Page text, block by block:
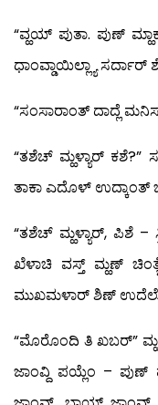
“ವ್ಹಯ್ ಪುತಾ. ಪುಣ್
ಧಾಂವ್ಡಾಯಿಲ್ಲ್ಯಾ ಸರ್ದಾರ್
“ಸಂಸಾರಾಂತ್ ದಾದ್ಲೆ
“ತಶೆಚ್ ಮ್ಹಳ್ಯಾರ್ ಕಶೆ?”
ತಾಕಾ ಎದೊಳ್ ಉದ್ಕಾಂತ್
“ತಶೆಚ್ ಮ್ಹಳ್ಯಾರ್, ಪಿಶೆ –
ಖೆಳಾಚಿ ವಸ್ತ್ ಮ್ಹಣ್
ಮುಖಮಳಾರ್ ಶಿಣ್
“ಮೊರೊಂದಿ ತಿ ಖಬರ್”
ಜಾಂವ್ದಿ ಪಯ್ಲೆಂ – ಪುಣ್